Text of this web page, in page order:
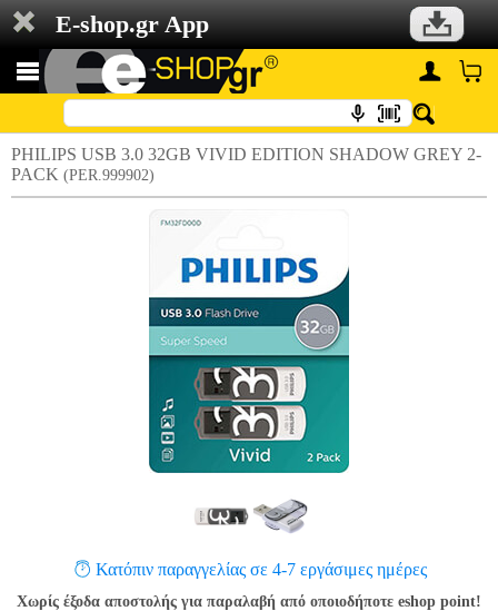
E-shop.gr App
PHILIPS USB 3.0 32GB VIVID EDITION SHADOW GREY 2-
PACK (PER.999902)
Κατόπιν παραγγελίας σε 4-7 εργάσιμες ημέρες
Χωρίς έξοδα αποστολής για παραλαβή από οποιοδήποτε eshop point!